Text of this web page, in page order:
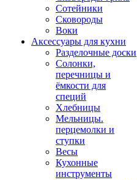
Сотейники
Сковороды
Воки
Аксессуары для кухни
Разделочные доски
Солонки,
перечницы и
ёмкости для
специй
Хлебницы
Мельницы.
перцемолки и
ступки
Весы
Кухонные
инструменты